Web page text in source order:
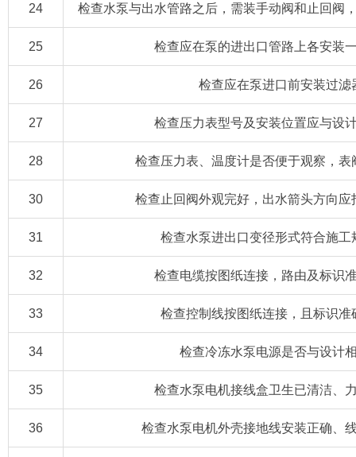
24 检查水泵与出水管路之后，需装手动阀和止回阀
25 检查应在泵的进出口管路上各安装
26 检查应在泵进口前安装过滤
27 检查压力表型号及安装位置应与设
28 检查压力表、温度计是否便于观察，表
30 检查止回阀外观完好，出水箭头方向应
31 检查水泵进出口变径形式符合施工
32 检查电缆按图纸连接，路由及标识
33 检查控制线按图纸连接，且标识准
34 检查冷冻水泵电源是否与设计
35 检查水泵电机接线盒卫生已清洁、
36 检查水泵电机外壳接地线安装正确、